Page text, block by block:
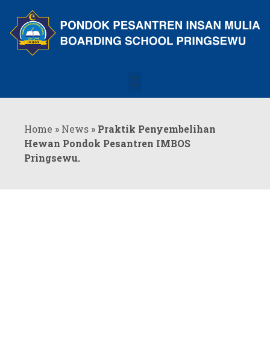
content
Menu
Home » News » Praktik Penyembelihan
Hewan Pondok Pesantren IMBOS
Pringsewu.